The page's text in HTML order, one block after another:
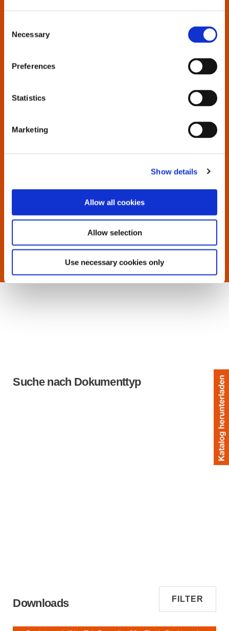
Selection
Necessary
Preferences
Statistics
Marketing
Show details
Allow all cookies
Allow selection
Use necessary cookies only
Handbücher, Ersatzteillisten oder
sonstige Produktsupportinformationen?
Cleco Production Tools ist bestrebt, diese Unterlagen
Modellnummer in das Suchfeld ein, um alle
Suche nach Dokumenttyp
Downloads FILTER